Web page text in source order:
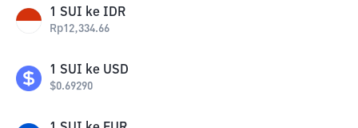
1 SUI ke IDR
Rp12,334.66
1 SUI ke USD
$0.69290